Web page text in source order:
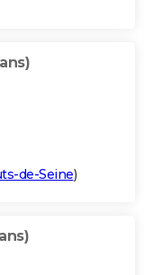
de-Seine)